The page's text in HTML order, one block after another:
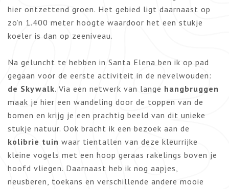
hier ontzettend groen. Het gebied ligt daarnaast op
zo’n 1.400 meter hoogte waardoor het een stukje
koeler is dan op zeeniveau.
Na geluncht te hebben in Santa Elena ben ik op pad
gegaan voor de eerste activiteit in de nevelwouden:
de Skywalk. Via een netwerk van lange hangbruggen
maak je hier een wandeling door de toppen van de
bomen en krijg je een prachtig beeld van dit unieke
stukje natuur. Ook bracht ik een bezoek aan de
kolibrie tuin waar tientallen van deze kleurrijke
kleine vogels met een hoop geraas rakelings boven je
hoofd vliegen. Daarnaast heb ik nog aapjes,
neusberen, toekans en verschillende andere mooie